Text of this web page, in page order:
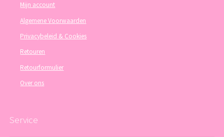
Mijn account
Algemene Voorwaarden
Privacybeleid & Cookies
Retouren
Retourformulier
Over ons
Service